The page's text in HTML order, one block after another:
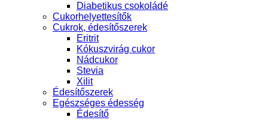
Diabetikus csokoládé
Cukorhelyettesítők
Cukrok, édesítőszerek
Eritrit
Kókuszvirág cukor
Nádcukor
Stevia
Xilit
Édesítőszerek
Egészséges édesség
Édesítő